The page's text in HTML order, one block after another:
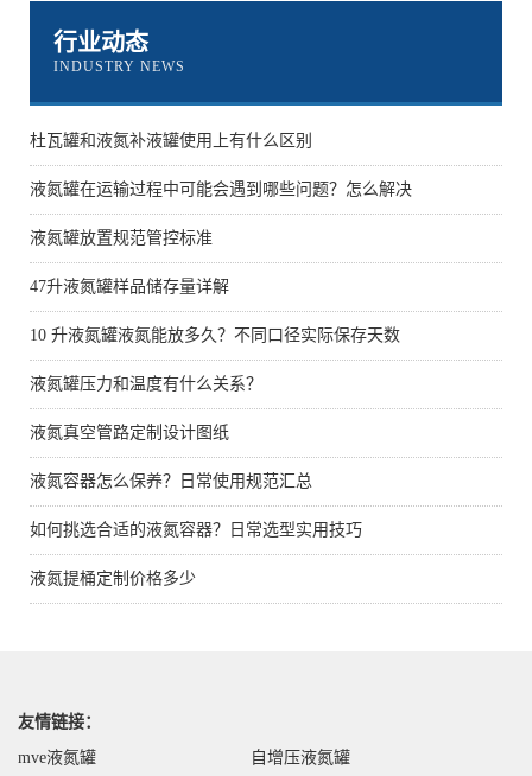
行业动态
INDUSTRY NEWS
杜瓦罐和液氮补液罐使用上有什么区别
液氮罐在运输过程中可能会遇到哪些问题？怎么解决
液氮罐放置规范管控标准
47升液氮罐样品储存量详解
10 升液氮罐液氮能放多久？不同口径实际保存天数
液氮罐压力和温度有什么关系？
液氮真空管路定制设计图纸
液氮容器怎么保养？日常使用规范汇总
如何挑选合适的液氮容器？日常选型实用技巧
液氮提桶定制价格多少
友情链接：
mve液氮罐
自增压液氮罐